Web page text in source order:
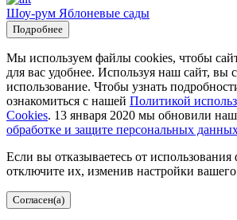
Шоу-рум Яблоневые сады
Подробнее
Мы используем файлы cookies, чтобы
для вас удобнее. Используя наш сайт, вы
использование. Чтобы узнать
ознакомиться с нашей Политикой
Cookies. 13 января 2020 мы обновили
обработке и защите персональных
Если вы отказываетесь от
отключите их, изменив настройки вашего
Согласен(а)